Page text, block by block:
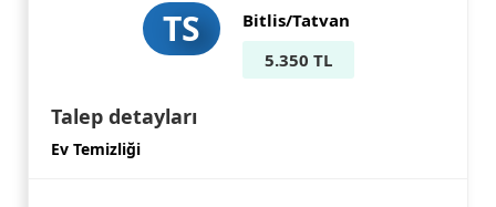
TS
Bitlis/Tatvan
5.350 TL
Talep detayları
Ev Temizliği